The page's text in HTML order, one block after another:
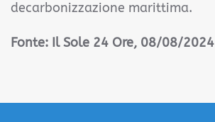
decarbonizzazione marittima.
Fonte: Il Sole 24 Ore, 08/08/2024